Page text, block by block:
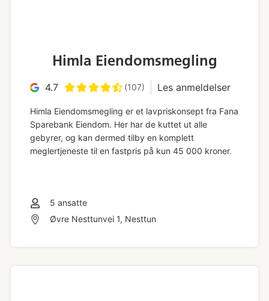
Himla Eiendomsmegling
4.7 (107) Les anmeldelser
Himla Eiendomsmegling er et lavpriskonsept fra Fana
Sparebank Eiendom. Her har de kuttet ut alle
gebyrer, og kan dermed tilby en komplett
meglertjeneste til en fastpris på kun 45 000 kroner.
5 ansatte
Øvre Nesttunvei 1, Nesttun